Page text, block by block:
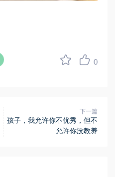
0
下一篇
孩子，我允许你不优秀，但不
允许你没教养